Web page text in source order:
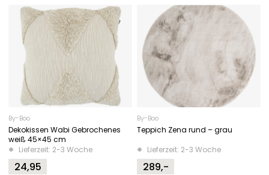
By-Boo
Dekokissen Wabi Gebrochenes
weiß 45×45 cm
Lieferzeit: 2-3 Woche
24,95
By-Boo
Teppich Zena rund – grau
Lieferzeit: 2-3 Woche
289,-